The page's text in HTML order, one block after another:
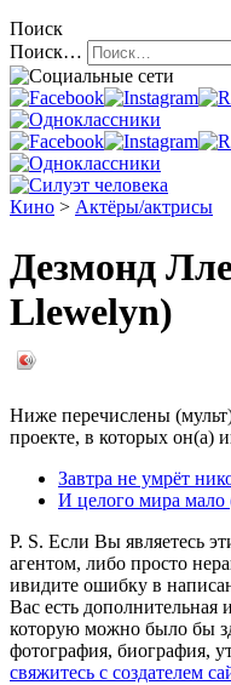
Поиск
Поиск…
Кино > Актёры/актрисы
Дезмонд
Llewelyn)
Ниже перечислены
проекте, в которых он(а)
Завтра не умрёт
И целого мира мало
P. S. Если Вы являетесь
агентом, либо просто
ивидите ошибку в
Вас есть дополнительная
которую можно было бы
фотография, биография,
свяжитесь с создателем